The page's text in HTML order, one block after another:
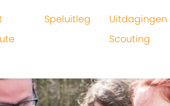
Speluitleg
Uitdagingen
Scouting